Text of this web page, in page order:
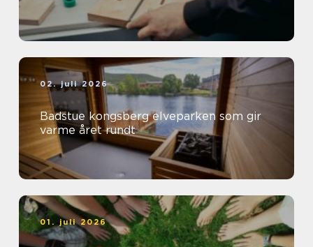
02. juli 2026
Badstue kongsberg elveparken som gir
varme året rundt
01. juli 2026